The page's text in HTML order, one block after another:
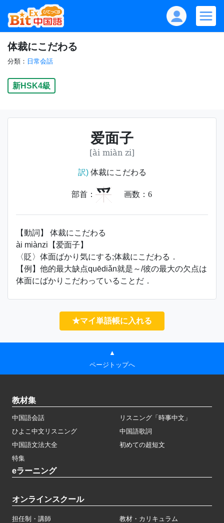
体裁にこだわる
分類： 日常会話
新HSK4級
爱面子
[ài miàn zi]
訳)体裁にこだわる
部首： 爫 画数： 6
【動詞】 体裁にこだわる
ài miànzi【爱面子】
〈貶〉体面ばかり気にする;体裁にこだわる．
【例】他的最大缺点quēdiǎn就是～/彼の最大の欠点は
体面にばかりこだわっていることだ．
★マイ単語帳に入れる
▲
ページトップへ
教材集
中国語会話
リスニング「時事中文」
ひよこ中文リスニング
中国語歌詞
中国語文法大全
初めての超短文
特集
eラーニング
オンラインスクール
担任制・講師 教材・カリキュラム